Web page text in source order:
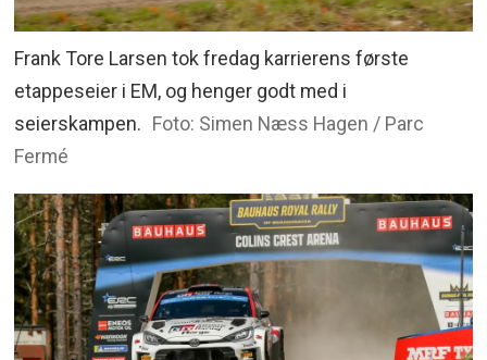
Frank Tore Larsen tok fredag karrierens første
etappeseier i EM, og henger godt med i
seierskampen. Foto: Simen Næss Hagen / Parc
Fermé